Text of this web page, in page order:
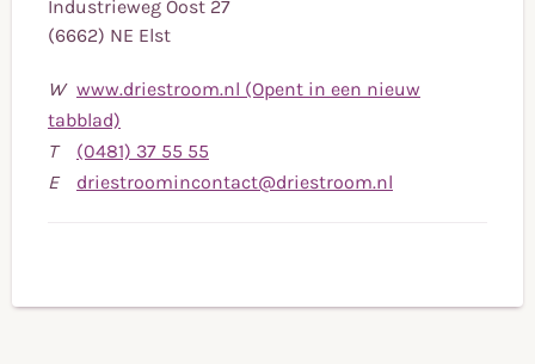
Industrieweg Oost 27
(6662) NE Elst
W www.driestroom.nl (Opent in een nieuw
tabblad)
T
(0481) 37 55 55
naar
55
E driestroomincontact@driestroom.nl
naar